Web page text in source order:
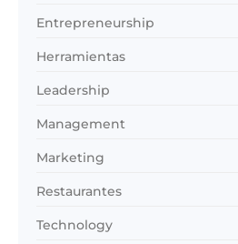
Entrepreneurship
Herramientas
Leadership
Management
Marketing
Restaurantes
Technology